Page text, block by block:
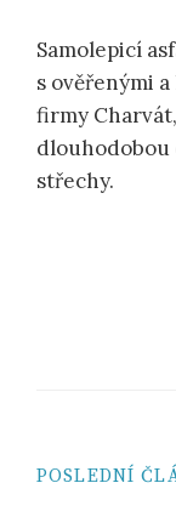
Samolepicí
s ověřenými
firmy
dlouhodobou
střechy.
POSLEDNÍ